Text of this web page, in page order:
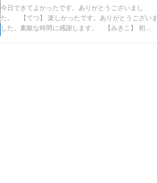
今日できてよかったです。ありがとうございまし
た。 【てつ】 楽しかったです。ありがとうございま
した。素敵な時間に感謝します。 【みきこ】 初...